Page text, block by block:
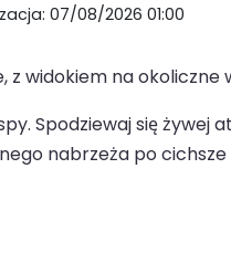
07/08/2026 01:00
z widokiem na okoliczne
Spodziewaj się
nabrzeża po